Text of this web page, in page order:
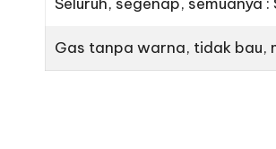
Gas tanpa warna, tidak bau,